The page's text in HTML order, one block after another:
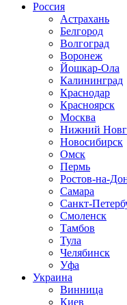
Россия
Астрахань
Белгород
Волгоград
Воронеж
Йошкар-Ола
Калининград
Краснодар
Красноярск
Москва
Нижний
Новосибирск
Омск
Пермь
Ростов-на-
Самара
Санкт-
Смоленск
Тамбов
Тула
Челябинск
Уфа
Украина
Винница
Киев